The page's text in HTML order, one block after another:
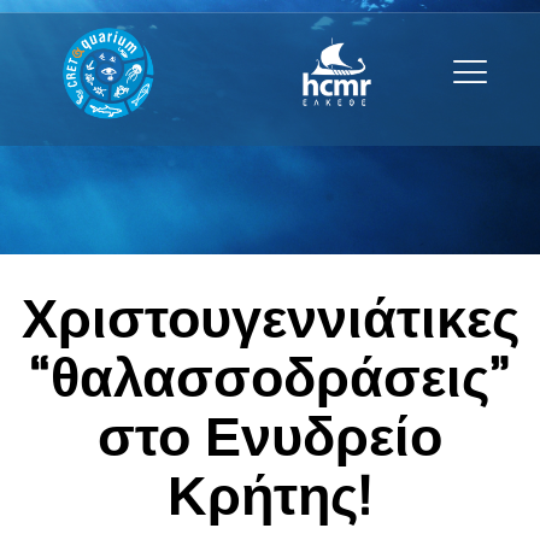
Χριστουγεννιάτικες
“θαλασσοδράσεις”
στο Ενυδρείο
Κρήτης!